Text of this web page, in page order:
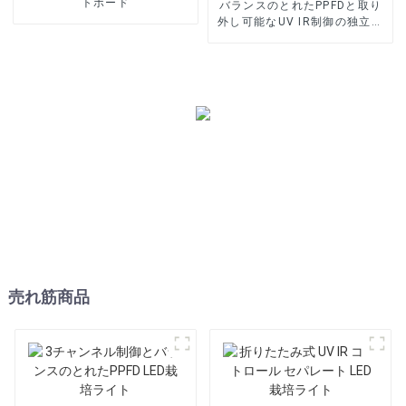
バランスのとれたPPFDと取り
外し可能なUV IR制御の独立し
売れ筋商品